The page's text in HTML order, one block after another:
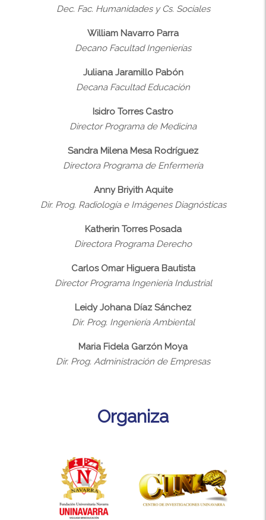
Dec. Fac. Humanidades y Cs. Sociales
William Navarro Parra
Decano Facultad Ingenierías
Juliana Jaramillo Pabón
Decana Facultad Educación
Isidro Torres Castro
Director Programa de Medicina
Sandra Milena Mesa Rodríguez
Directora Programa de Enfermería
Anny Briyith Aquite
Dir. Prog. Radiología e Imágenes Diagnósticas
Katherin Torres Posada
Directora Programa Derecho
Carlos Omar Higuera Bautista
Director Programa Ingeniería Industrial
Leidy Johana Díaz Sánchez
Dir. Prog. Ingeniería Ambiental
Maria Fidela Garzón Moya
Dir. Prog. Administración de Empresas
Organiza